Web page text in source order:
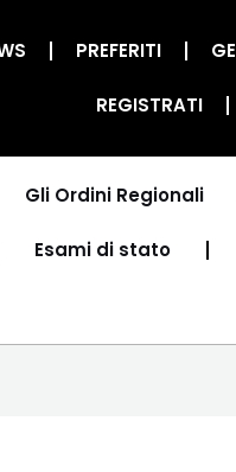
PREFERITI
REGISTRATI
Gli Ordini Regionali
Esami di stato